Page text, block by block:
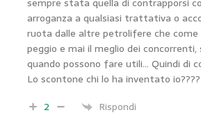
arroganza a qualsiasi trattativa o
ruota dalle altre petrolifere che come
peggio e mai il meglio dei
quando possono fare utili… Quindi di
Lo scontone chi lo ha inventato io????
2
Rispondi